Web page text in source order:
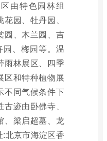
由特色园林组
园、牡丹园、
园、木兰园、吉
、梅园等。温
雨林展区、四季
区和特种植物展
不同气候条件下
迹由卧佛寺、
、梁启超墓、龙
北京市海淀区香